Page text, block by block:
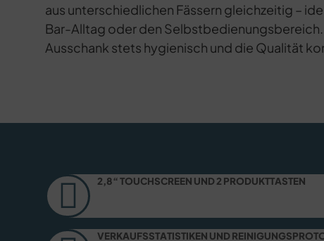
aus unterschiedlichen Fässern gleichzeitig –
Bar-Alltag oder den
Ausschank stets hygienisch und die Qualität
2,8“ TOUCHSCREEN UND 2 PRODUKTTASTEN
VERKAUFSSTATISTIKEN UND